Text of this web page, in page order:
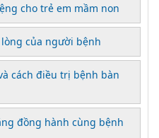
cho trẻ em mầm non
của người bệnh
cách điều trị bệnh bàn
đồng hành cùng bệnh